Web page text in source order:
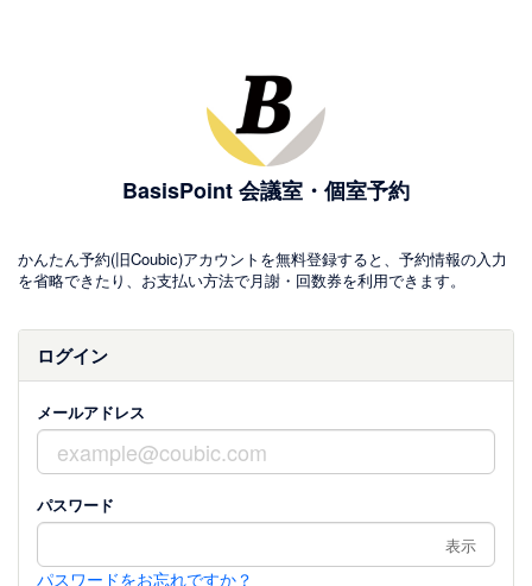
BasisPoint 会議室・個室予約
かんたん予約(旧Coubic)アカウントを無料登録すると、予約情報の入力
を省略できたり、お支払い方法で月謝・回数券を利用できます。
ログイン
メールアドレス
パスワード
表示
パスワードをお忘れですか？